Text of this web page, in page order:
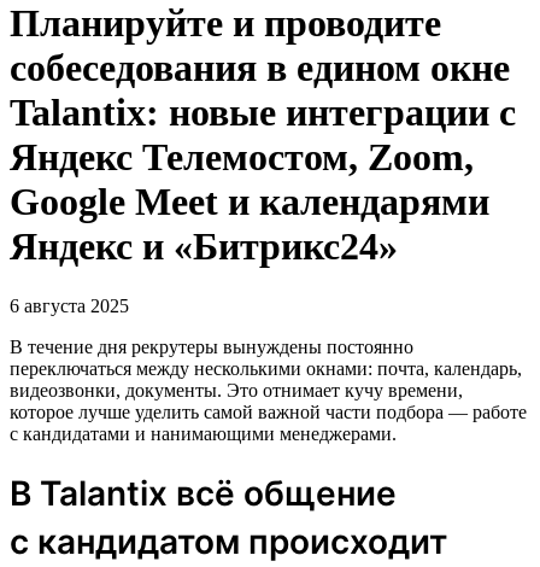
Планируйте и проводите
собеседования в едином окне
Talantix: новые интеграции с
Яндекс Телемостом, Zoom,
Google Meet и календарями
Яндекс и «Битрикс24»
6 августа 2025
В течение дня рекрутеры вынуждены постоянно
переключаться между несколькими окнами: почта, календарь,
видеозвонки, документы. Это отнимает кучу времени,
которое лучше уделить самой важной части подбора — работе
с кандидатами и нанимающими менеджерами.
В Talantix всё общение
с кандидатом происходит